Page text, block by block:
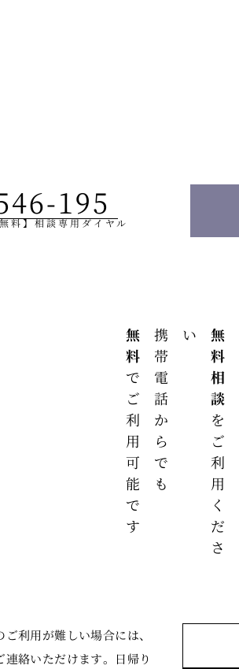
195
料】相談専用ダイヤル
無料相談
を
ご
利
用
く
だ
さ
い
携帯電話からでも
無料
でご利用可能です
利用が難しい場合には、
絡いただけます。日帰り